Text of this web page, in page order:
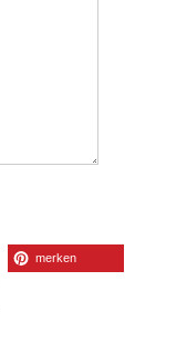
merken